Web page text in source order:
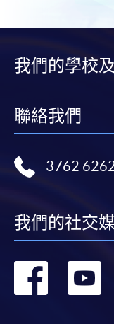
我們的學校
聯絡我們
3762
我們的社交
轉